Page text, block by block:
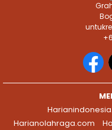
Harianolahraga.com